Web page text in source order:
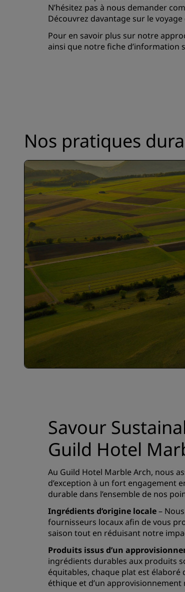
N’hésitez pas à nous demander
Découvrez davantage sur le
Pour en savoir plus sur notre
ainsi que notre fiche d’information
Nos pratiques
Savour
Guild Hotel
Au Guild Hotel Marble Arch, nous
d’exception à un fort engagement
durable dans l’ensemble de nos
Ingrédients d’origine locale–
fournisseurs locaux afin de vous
saison tout en réduisant notre
Produits issus d’un
ingrédients durables aux produits
équitables, chaque plat est élaboré
éthique et d’un approvisionnement